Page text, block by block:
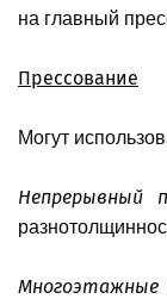
на главный
Прессование
Могут
Непрерывный
Многоэтажные